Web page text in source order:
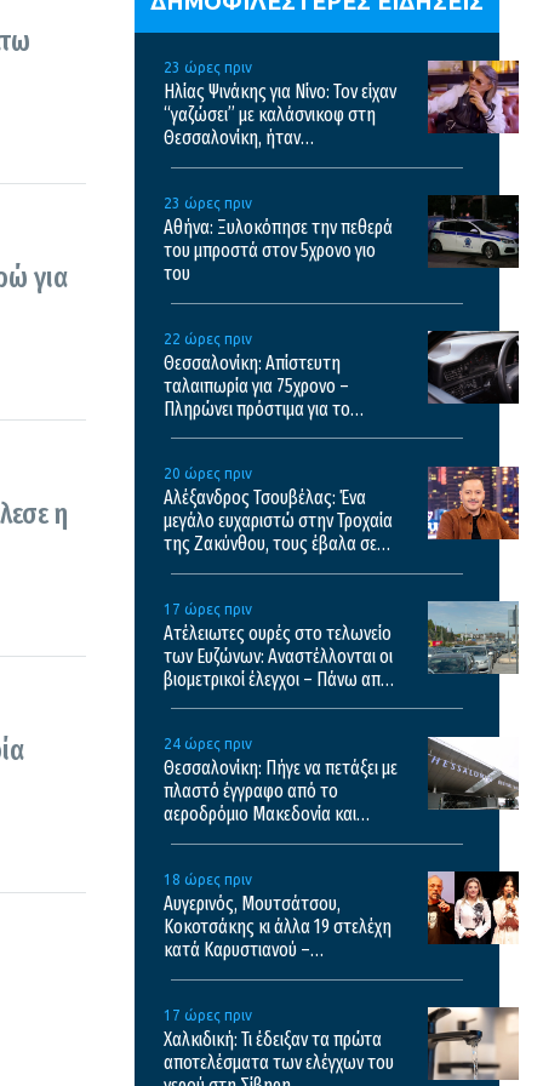
για
η
23 ώρες πριν
Ηλίας Ψινάκης για Νίνο: Τον είχαν
“γαζώσει” με καλάσνικοφ στη
Θεσσαλονίκη, ήταν
23 ώρες πριν
Αθήνα: Ξυλοκόπησε την πεθερά
του μπροστά στον 5χρονο γιο
του
22 ώρες πριν
Θεσσαλονίκη: Απίστευτη
ταλαιπωρία για 75χρονο –
Πληρώνει πρόστιμα για το
20 ώρες πριν
Αλέξανδρος Τσουβέλας: Ένα
μεγάλο ευχαριστώ στην Τροχαία
της Ζακύνθου, τους έβαλα σε
17 ώρες πριν
Ατέλειωτες ουρές στο τελωνείο
των Ευζώνων: Αναστέλλονται οι
βιομετρικοί έλεγχοι – Πάνω από
24 ώρες πριν
Θεσσαλονίκη: Πήγε να πετάξει με
πλαστό έγγραφο από το
αεροδρόμιο Μακεδονία και
18 ώρες πριν
Αυγερινός, Μουτσάτσου,
Κοκοτσάκης κι άλλα 19 στελέχη
κατά Καρυστιανού –
σε περιορισμένο κύκλο”
17 ώρες πριν
Χαλκιδική: Τι έδειξαν τα πρώτα
αποτελέσματα των ελέγχων του